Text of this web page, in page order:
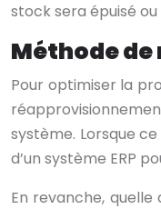
stock sera épuisé
Méthode
Pour optimiser la
système. Lorsque
d’un système ERP
En revanche,